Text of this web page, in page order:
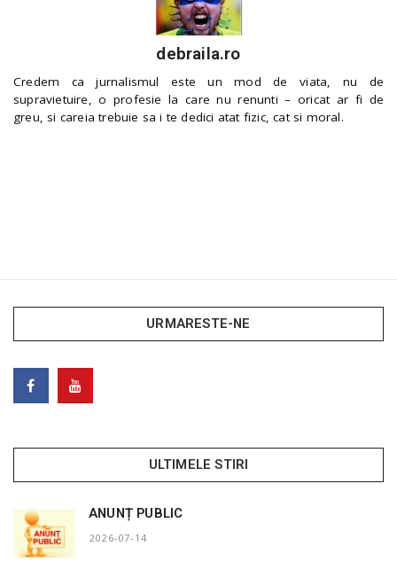
debraila.ro
Credem ca jurnalismul este un mod de viata, nu de
supravietuire, o profesie la care nu renunti – oricat ar fi de
greu, si careia trebuie sa i te dedici atat fizic, cat si moral.
URMARESTE-NE
ULTIMELE STIRI
ANUNȚ PUBLIC
2026-07-14